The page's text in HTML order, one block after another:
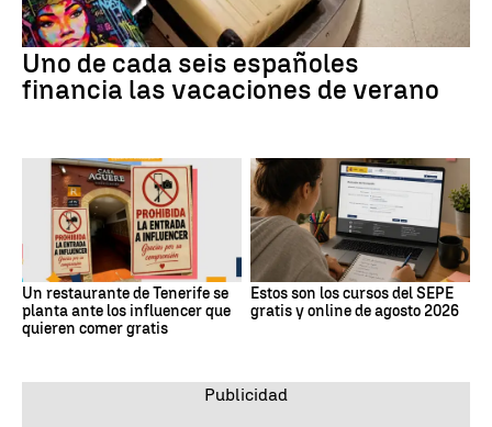
Uno de cada seis españoles
financia las vacaciones de verano
Un restaurante de Tenerife se
planta ante los influencer que
quieren comer gratis
Estos son los cursos del SEPE
gratis y online de agosto 2026